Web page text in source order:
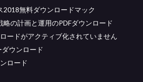
2018無料ダウンロードマック
の計画と運用のPDFダウンロード
ードがアクティブ化されていません
ウンロード
ロード